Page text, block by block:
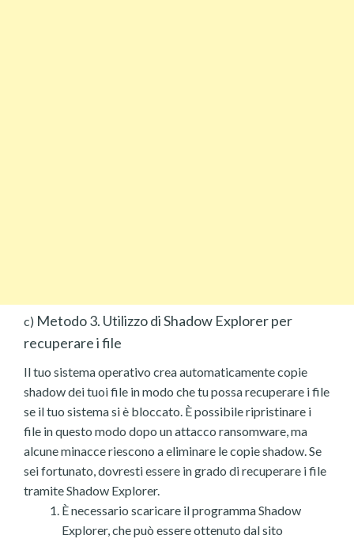
c) Metodo 3. Utilizzo di Shadow Explorer per
recuperare i file
Il tuo sistema operativo crea automaticamente copie
shadow dei tuoi file in modo che tu possa recuperare i file
se il tuo sistema si è bloccato. È possibile ripristinare i
file in questo modo dopo un attacco ransomware, ma
alcune minacce riescono a eliminare le copie shadow. Se
sei fortunato, dovresti essere in grado di recuperare i file
tramite Shadow Explorer.
È necessario scaricare il programma Shadow
Explorer, che può essere ottenuto dal sito